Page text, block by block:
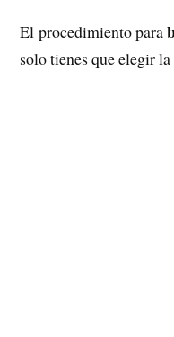
El procedimiento para
solo tienes que elegir